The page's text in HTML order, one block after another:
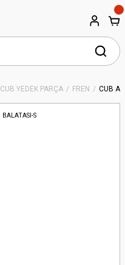
CUB YEDEK PARÇA FREN CUB